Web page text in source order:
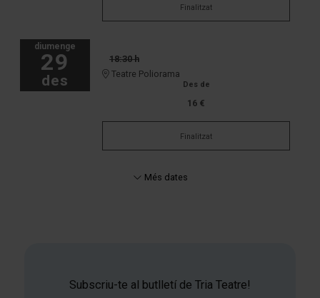
Finalitzat
diumenge
29
des
18:30 h
Teatre Poliorama
Des de
16 €
Finalitzat
Més dates
Subscriu-te al butlletí de Tria Teatre!